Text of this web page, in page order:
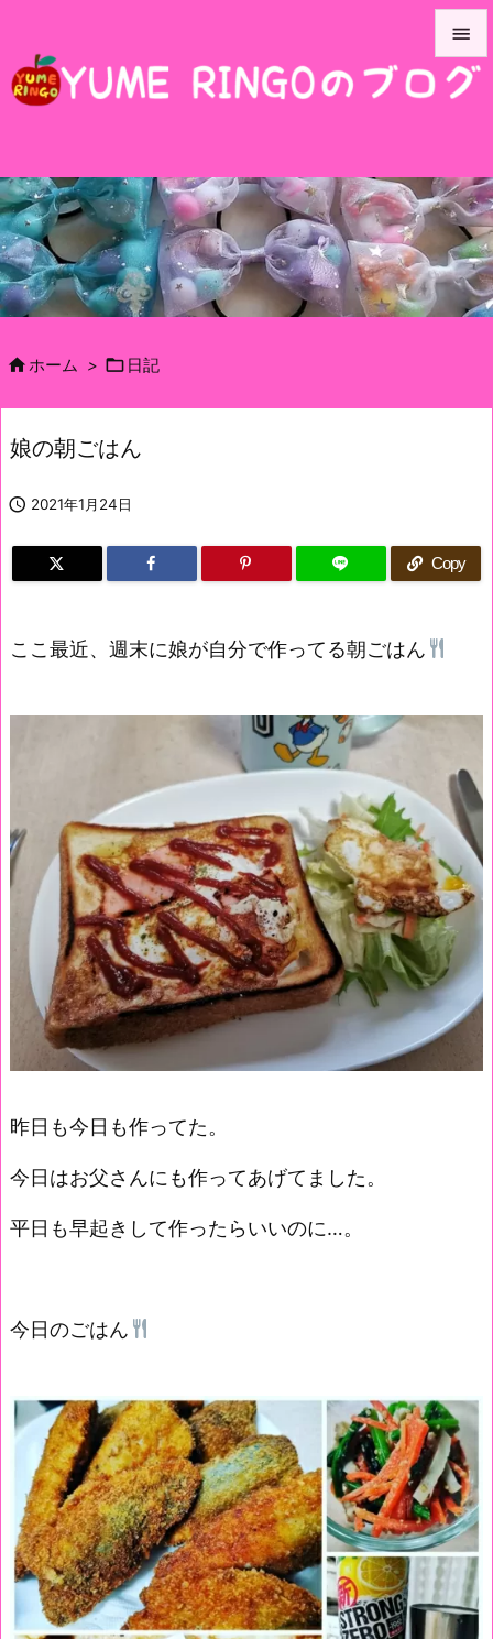



前へ

次へ

ホーム >  日記
娘の朝ごはん
 2021年1月24日
Copy
ここ最近、週末に娘が自分で作ってる朝ごはん
昨日も今日も作ってた。
今日はお父さんにも作ってあげてました。
平日も早起きして作ったらいいのに…。
今日のごはん